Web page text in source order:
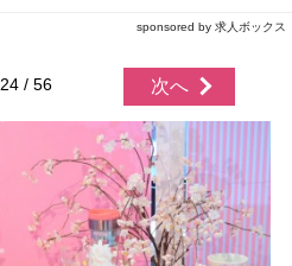
sponsored by 求人ボックス
24 / 56 次へ